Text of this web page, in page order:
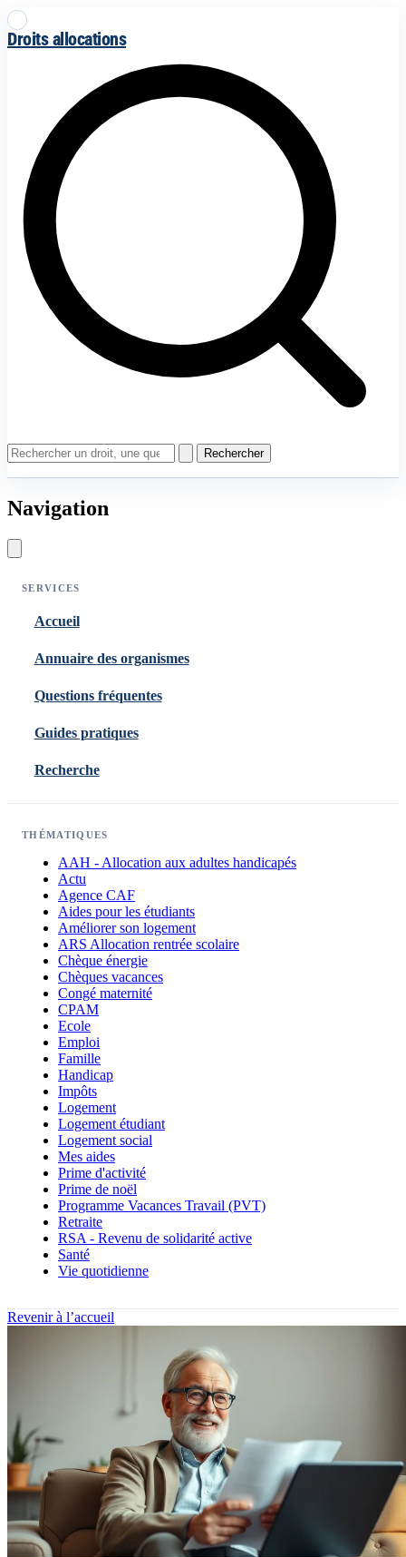
Droits allocations
Rechercher
Navigation
SERVICES
Accueil
Annuaire des organismes
Questions fréquentes
Guides pratiques
Recherche
THÉMATIQUES
AAH - Allocation aux adultes handicapés
Actu
Agence CAF
Aides pour les étudiants
Améliorer son logement
ARS Allocation rentrée scolaire
Chèque énergie
Chèques vacances
Congé maternité
CPAM
Ecole
Emploi
Famille
Handicap
Impôts
Logement
Logement étudiant
Logement social
Mes aides
Prime d'activité
Prime de noël
Programme Vacances Travail (PVT)
Retraite
RSA - Revenu de solidarité active
Santé
Vie quotidienne
Revenir à l’accueil